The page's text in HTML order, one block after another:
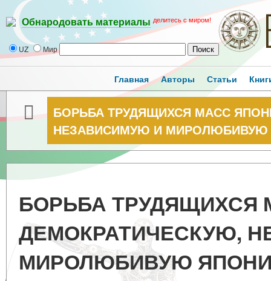
Обнародовать материалы делитесь с миром!
UZ Мир
Главная Авторы Статьи
БОРЬБА ТРУДЯЩИХСЯ МАСС
НЕЗАВИСИМУЮ И
БОРЬБА ТРУДЯЩИХСЯ
ДЕМОКРАТИЧЕСКУЮ,
МИРОЛЮБИВУЮ